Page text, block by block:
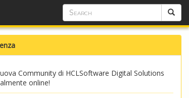
Community di HCLSoftware Digital Solutions
online!